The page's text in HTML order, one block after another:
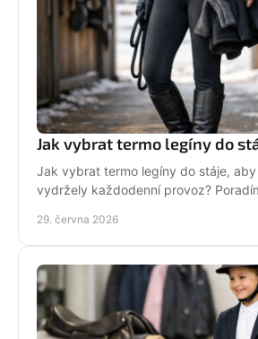
Jak vybrat termo legíny do
Jak vybrat termo legíny do stáje,
vydržely každodenní provoz?
29. června 2026